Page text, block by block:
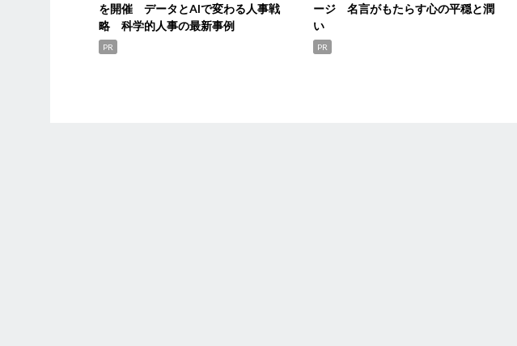
を開催 データとAIで変わる人事戦
略 科学的人事の最新事例
PR
ージ 名言がもたらす心の平穏と潤
い
PR